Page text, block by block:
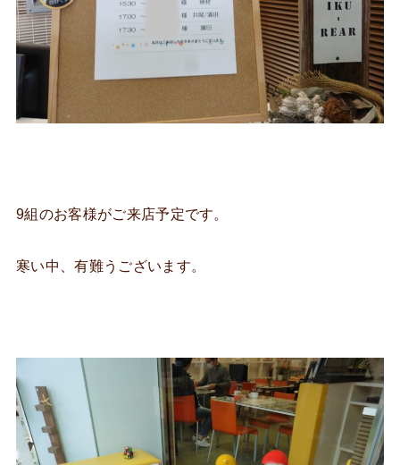
9組のお客様がご来店予定です。
寒い中、有難うございます。